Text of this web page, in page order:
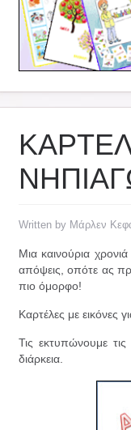
Written by Μάρλεν
Μια καινούρια
απόψεις, οπότε ας
πιο όμορφο!
Καρτέλες με εικόνες
Τις εκτυπώνουμε
διάρκεια.